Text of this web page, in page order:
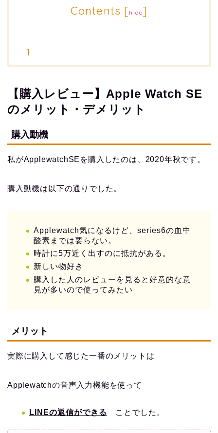
Contents [hide]
【購入レビュー】Apple Watch SE
のメリット・デメリット
購入動機
私がApplewatchSEを購入したのは、2020年秋です。
購入動機は以下の通りでした。
Applewatch気になるけど、series6の血中
酸素までは要らない。
時計に5万近く出すのに抵抗がある。
新しい物好き
購入した人のレビューを見ると好意的な意
見が多いので使ってみたい
メリット
実際に購入して感じた一番のメリットは
Applewatchの音声入力機能を使って
LINEの返信ができる ことでした。